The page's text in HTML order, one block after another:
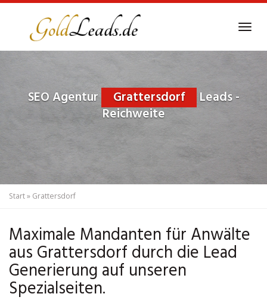
SEO Agentur Grattersdorf
Leads -
Reichweite
Start» Grattersdorf
Maximale Mandanten für Anwälte
aus Grattersdorf durch die Lead
Generierung auf unseren
Spezialseiten.